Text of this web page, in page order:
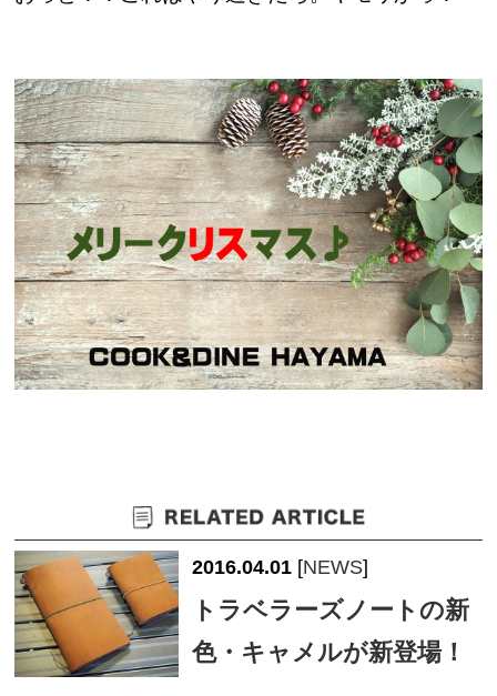
2016.04.01 [NEWS]
トラベラーズノートの新
色・キャメルが新登場！